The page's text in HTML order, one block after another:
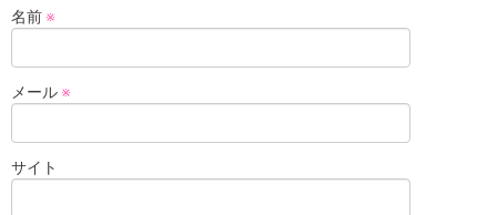
名前 ※
メール ※
サイト